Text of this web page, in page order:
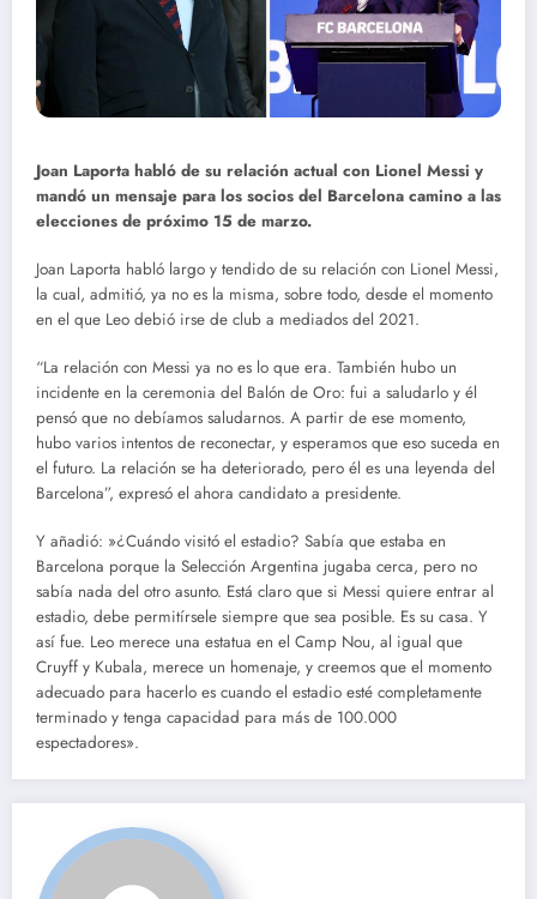
Joan Laporta habló de su relación actual con Lionel Messi y
mandó un mensaje para los socios del Barcelona camino a las
elecciones de próximo 15 de marzo.
Joan Laporta habló largo y tendido de su relación con Lionel Messi,
la cual, admitió, ya no es la misma, sobre todo, desde el momento
en el que Leo debió irse de club a mediados del 2021.
“La relación con Messi ya no es lo que era. También hubo un
incidente en la ceremonia del Balón de Oro: fui a saludarlo y él
pensó que no debíamos saludarnos. A partir de ese momento,
hubo varios intentos de reconectar, y esperamos que eso suceda en
el futuro. La relación se ha deteriorado, pero él es una leyenda del
Barcelona”, expresó el ahora candidato a presidente.
Y añadió: »¿Cuándo visitó el estadio? Sabía que estaba en
Barcelona porque la Selección Argentina jugaba cerca, pero no
sabía nada del otro asunto. Está claro que si Messi quiere entrar al
estadio, debe permitírsele siempre que sea posible. Es su casa. Y
así fue. Leo merece una estatua en el Camp Nou, al igual que
Cruyff y Kubala, merece un homenaje, y creemos que el momento
adecuado para hacerlo es cuando el estadio esté completamente
terminado y tenga capacidad para más de 100.000
espectadores».